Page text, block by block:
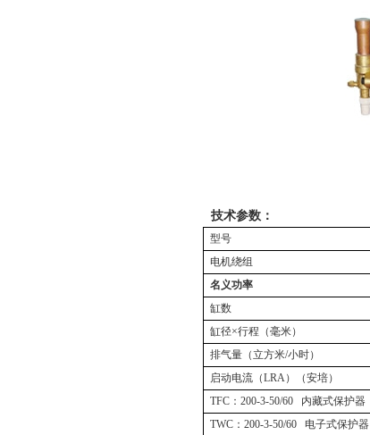
技术参数：
型号
电机绕组
名义功率
缸数
缸径×行程（毫米）
排气量（立方米/小时）
启动电流（LRA）（安培）
TFC ：200-3-50/60 内藏式保护器
TWC ：200-3-50/60 电子式保护器